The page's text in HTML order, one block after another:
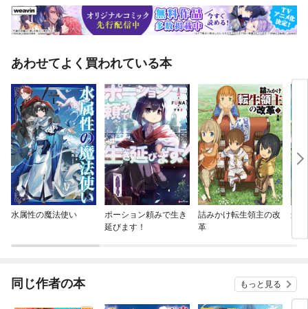
あわせてよく買われている本
水属性の魔法使い
ポーション頼みで生き
延びます！
詰みかけ転生領主の改
革
最
同じ作者の本 もっと見る